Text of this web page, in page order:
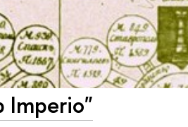
Imperio"